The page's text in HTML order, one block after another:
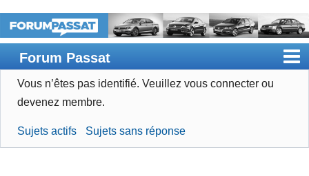
Forum Passat
Accueil
Devenir membre
Vous n’êtes pas identifié. Veuillez vous connecter ou
devenez membre.
Sujets actifs Sujets sans réponse